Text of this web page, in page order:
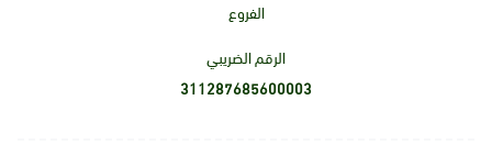
الفروع
الرقم الضريبي
311287685600003